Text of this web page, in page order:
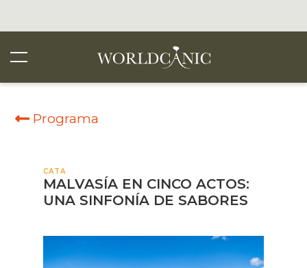
Programa
CATA
MALVASÍA EN CINCO ACTOS:
UNA SINFONÍA DE SABORES